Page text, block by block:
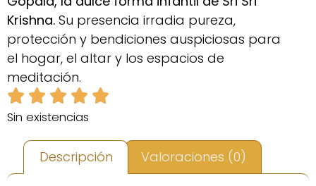
Krishna. Su presencia irradia pureza,
protección y bendiciones auspiciosas para
el hogar, el altar y los espacios de
meditación.
Sin existencias
Descripción Valoraciones (0)